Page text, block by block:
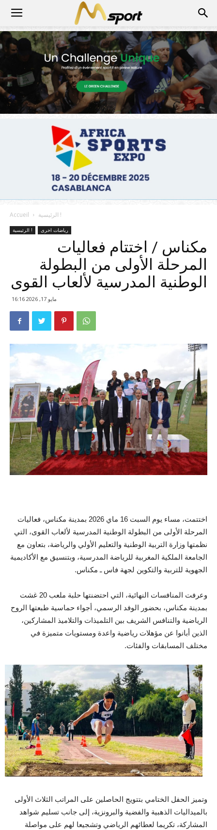
Accueil الرئيسية !
الرئيسية ! رياضات اخرى
مكناس / اختتام فعاليات
المرحلة الأولى من البطولة
الوطنية المدرسية لألعاب القوى
مايو 17, 2026 16:16
اختتمت، مساء يوم السبت 16 ماي 2026 بمدينة مكناس، فعاليات
المرحلة الأولى من البطولة الوطنية المدرسية لألعاب القوى، التي
نظمتها وزارة التربية الوطنية والتعليم الأولي والرياضة، بتعاون مع
الجامعة الملكية المغربية للرياضة المدرسية، وبتنسيق مع الأكاديمية
الجهوية للتربية والتكوين لجهة فاس ـ مكناس.
وعرفت المنافسات النهائية، التي احتضنتها حلبة ملعب 20 غشت
بمدينة مكناس، بحضور الوفد الرسمي، أجواء حماسية طبعتها الروح
الرياضية والتنافس الشريف بين التلميذات والتلاميذ المشاركين،
الذين أبانوا عن مؤهلات رياضية واعدة ومستويات متميزة في
مختلف المسابقات والفئات.
وتميز الحفل الختامي بتتويج الحاصلين على المراتب الثلاث الأولى
بالميداليات الذهبية والفضية والبرونزية، إلى جانب تسليم شواهد
المشاركة، تكريما لعطائهم الرياضي وتشجيعا لهم على مواصلة